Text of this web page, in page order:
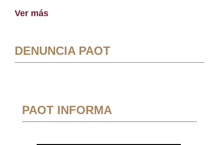
Ver más
DENUNCIA PAOT
PAOT INFORMA